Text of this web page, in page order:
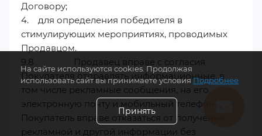
Договору;
4. для определения победителя в
стимулирующих мероприятиях, проводимых
Продавцом.
9.8 Продавец вправе с согласия
Покупателя отправлять информационные, в
том числе рекламные сообщения, на его
электронную почту и мобильный телефон.
Покупатель вправе отказаться от получения
рекламной и другой информации без
На сайте используются cookies. Продолжая
использовать сайт вы принимаете условияПодробнее
Принять